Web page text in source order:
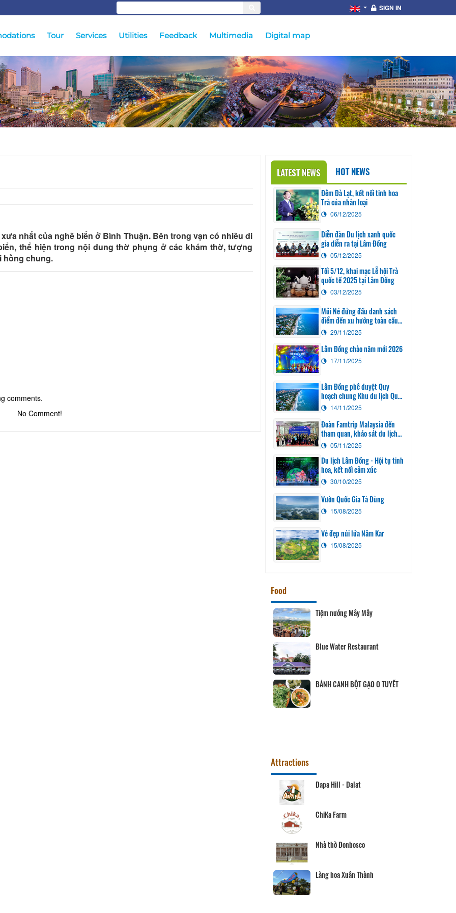
SIGN IN
Tour Services Utilities Feedback Multimedia Digital map
nhất của nghề biển ở Bình Thuận. Bên trong vạn có nhiều di
thể hiện trong nội dung thờ phụng ở các khám thờ, tượng
hồng chung.
comments.
No Comment!
LATEST NEWS HOT NEWS
Đêm Đà Lạt, kết nối tinh hoa
Trà của nhân loại
06/12/2025
Diễn đàn Du lịch xanh quốc
gia diễn ra tại Lâm Đồng
05/12/2025
Tối 5/12, khai mạc Lễ hội Trà
quốc tế 2025 tại Lâm Đồng
03/12/2025
Mũi Né đứng đầu danh sách
điểm đến xu hướng toàn cầu
năm 2026
29/11/2025
Lâm Đồng chào năm mới 2026
17/11/2025
Lâm Đồng phê duyệt Quy
hoạch chung Khu du lịch Quốc
gia Mũi Né đến năm 2040
14/11/2025
Đoàn Famtrip Malaysia đến
tham quan, khảo sát du lịch
Lâm Đồng
05/11/2025
Du lịch Lâm Đồng - Hội tụ tinh
hoa, kết nối cảm xúc
30/10/2025
Vườn Quốc Gia Tà Đùng
15/08/2025
Vẻ đẹp núi lửa Nâm Kar
15/08/2025
Food
Tiệm nướng Mây Mây
Blue Water Restaurant
BÁNH CANH BỘT GẠO O TUYẾT
Attractions
Dapa Hill - Dalat
ChiKa Farm
Nhà thờ Donbosco
Làng hoa Xuân Thành